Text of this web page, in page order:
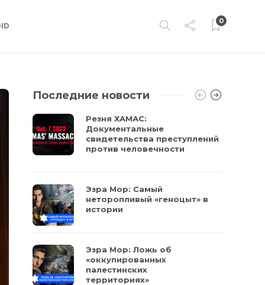
0
Последние новости
Резня ХАМАС:
Документальные
свидетельства преступлений
против человечности
Эзра Мор: Самый
неторопливый «геноцыт» в
истории
Эзра Мор: Ложь об
«оккупированных
палестинских
территориях»